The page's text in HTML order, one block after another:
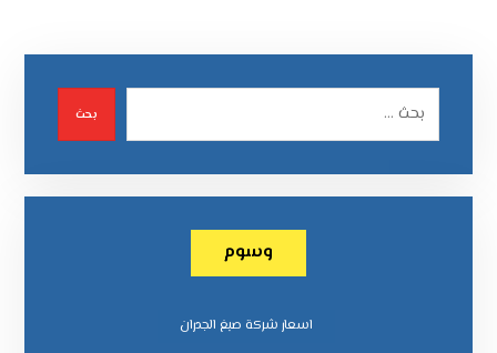
بحث
وسوم
اسعار شركة صبغ الجدران